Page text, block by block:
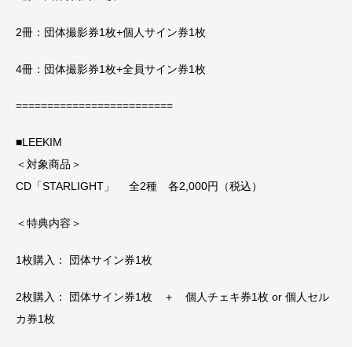
2冊：団体撮影券1枚+個人サイン券1枚
4冊：団体撮影券1枚+全員サイン券1枚
=========================
■LEEKIM
＜対象商品＞
CD「STARLIGHT」 全2種 各2,000円（税込）
＜特典内容＞
1枚購入： 団体サイン券1枚
2枚購入： 団体サイン券1枚 ＋ 個人チェキ券1枚 or 個人セル
カ券1枚